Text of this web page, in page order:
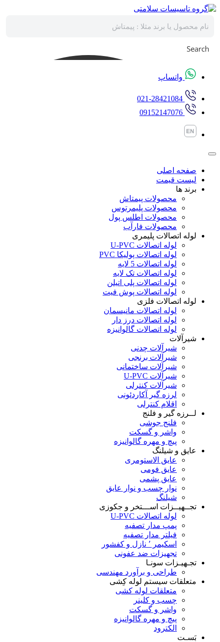
پرش
محتوا
Search
واتساپ
021-28421084
09152147076
صفحه اصلی
لیست قیمت
برند ها
محصولات پیمتاش
محصولات پلیمرتوس
محصولات اطلس پول
محصولات فارآب
لوله اتصالات پلیمری
لوله اتصالات U-PVC
لوله اتصالات پولیکا PVC
لوله اتصالات 5 لایه
لوله اتصالات تک لایه
لوله اتصالات پلی اتیلن
لوله اتصالات پوش فیت
لوله اتصالات فلزی
لوله اتصالات مانیسمان
لوله اتصالات درز دار
لوله اتصالات گالوانیزه
شیرآلات
شیرآلات چدنی
شیرآلات برنجی
شیرآلات ساختمانی
شیرآلات U-PVC
شیرآلات کنترلی
لرزه گیر آکاردئونی
اقلام کنترلی
لــرزه گیر و فلنج
فلنج جوشی
واشر و گسکت
پیچ و مهره گالوانیزه
عایق و شیلنگ
عایق الاستومری
عایق فومی
عایق پشمی
نوار چسب و نوار عایق
شیلنگ
تجــهیــزات اســـتخر و جکوزی
لوله اتصالات U-PVC
پمپ مدار تصفیه
فیلتر مدار تصفیه
اسکیمر ٬ نازل و کفشور
تجهیزات ضد عفونی
تجـهیـزات سونـا
طراحی و برآورد مهندسی
متعلقات سیستم لوله کِشی
متعلقات لوله کشی
چسب و کلینر
واشر و گسکت
پیچ و مهره گالوانیزه
الکترود
بَسـت